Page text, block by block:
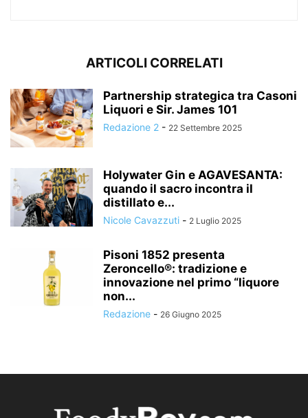
ARTICOLI CORRELATI
Partnership strategica tra Casoni
Liquori e Sir. James 101
Redazione 2 - 22 Settembre 2025
Holywater Gin e AGAVESANTA:
quando il sacro incontra il
distillato e...
Nicole Cavazzuti - 2 Luglio 2025
Pisoni 1852 presenta
Zeroncello®: tradizione e
innovazione nel primo “liquore
non...
Redazione - 26 Giugno 2025